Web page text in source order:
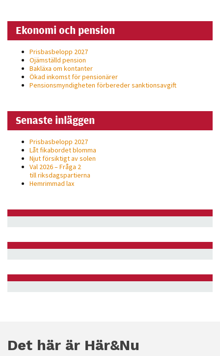
Ekonomi och pension
Prisbasbelopp 2027
Ojämställd pension
Bakläxa om kontanter
Ökad inkomst för pensionärer
Pensionsmyndigheten förbereder sanktionsavgift
Senaste inläggen
Prisbasbelopp 2027
Låt fikabordet blomma
Njut försiktigt av solen
Val 2026 – Fråga 2
till riksdagspartierna
Hemrimmad lax
Det här är Här&Nu